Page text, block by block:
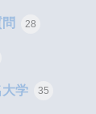
28
学 35